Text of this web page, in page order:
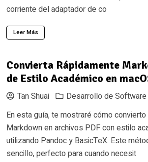
corriente del adaptador de co
Leer Más
Convierta Rápidamente
de Estilo Académico en
Tan Shuai Desarrollo de Software
En esta guía, te mostraré cómo
Markdown en archivos PDF con estilo
utilizando Pandoc y BasicTeX. Este
sencillo, perfecto para cuando necesit